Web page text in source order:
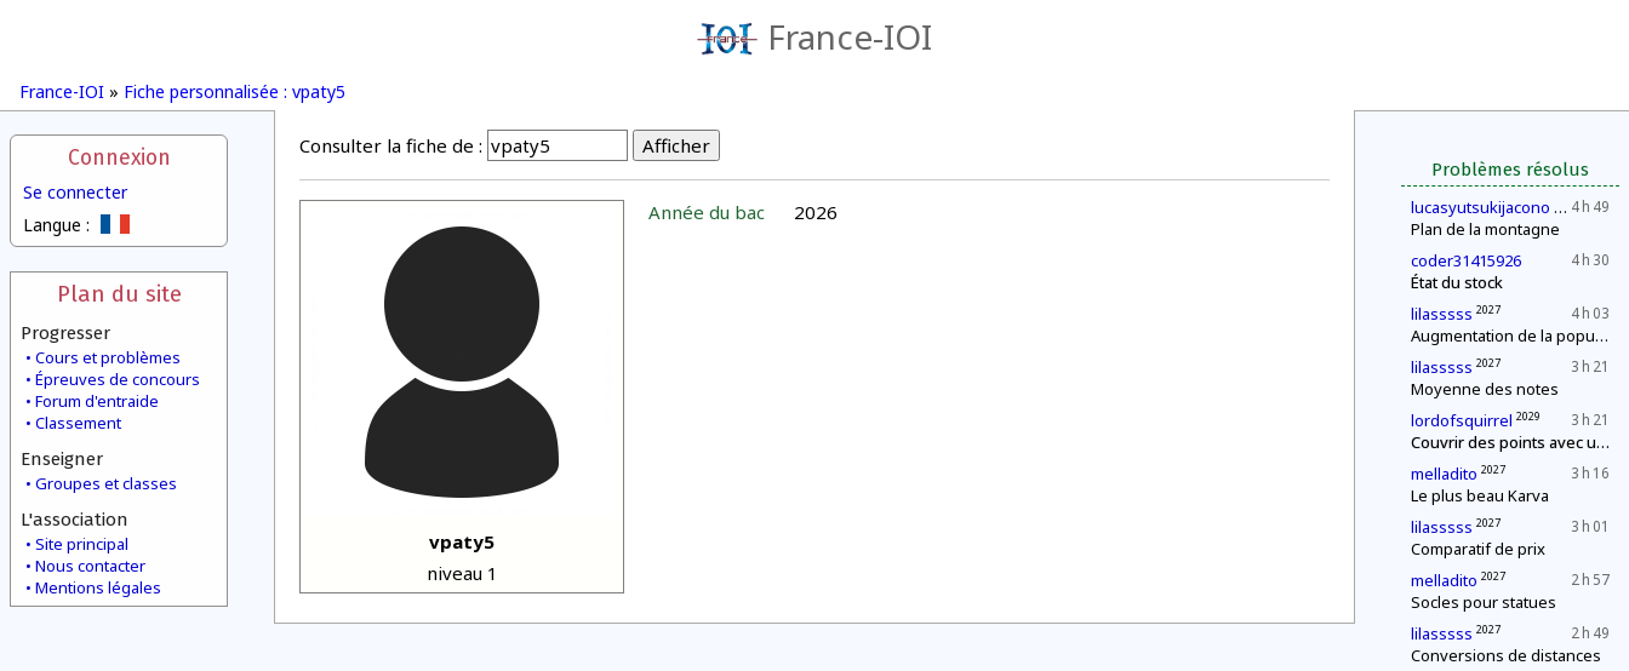
France-IOI
France-IOI » Fiche personnalisée : vpaty5
Connexion
Se connecter
Langue :
Plan du site
Progresser
Cours et problèmes
Épreuves de concours
Forum d'entraide
Classement
Enseigner
Groupes et classes
L'association
Site principal
Nous contacter
Mentions légales
Problèmes résolus
4 h 49
lucasyutsukijacono 2030
Plan de la montagne
4 h 30
coder31415926
État du stock
4 h 03
lilasssss 2027
Augmentation de la population
3 h 21
lilasssss 2027
Moyenne des notes
3 h 21
lordofsquirrel 2029
Couvrir des points avec un segment de longueur fixe
3 h 16
melladito 2027
Le plus beau Karva
3 h 01
lilasssss 2027
Comparatif de prix
2 h 57
melladito 2027
Socles pour statues
2 h 49
lilasssss 2027
Conversions de distances
Consulter la fiche de :
vpaty5
niveau 1
Année du bac 2026